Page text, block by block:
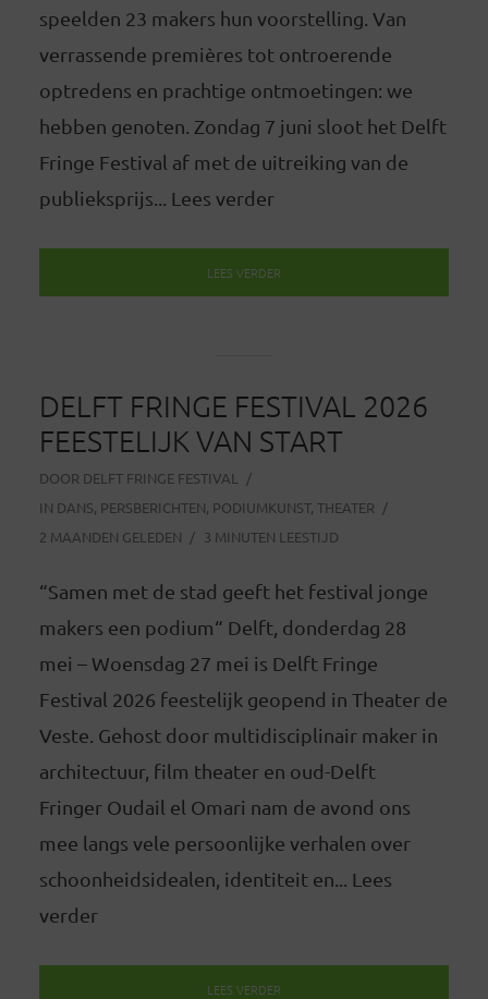
speelden 23 makers hun voorstelling. Van
verrassende premières tot ontroerende
optredens en prachtige ontmoetingen: we
hebben genoten. Zondag 7 juni sloot het Delft
Fringe Festival af met de uitreiking van de
publieksprijs... Lees verder
LEES VERDER
DELFT FRINGE FESTIVAL 2026
FEESTELIJK VAN START
DOOR DELFT FRINGE FESTIVAL
IN DANS, PERSBERICHTEN, PODIUMKUNST, THEATER
2 MAANDEN GELEDEN
3 MINUTEN LEESTIJD
“Samen met de stad geeft het festival jonge
makers een podium“ Delft, donderdag 28
mei – Woensdag 27 mei is Delft Fringe
Festival 2026 feestelijk geopend in Theater de
Veste. Gehost door multidisciplinair maker in
architectuur, film theater en oud-Delft
Fringer Oudail el Omari nam de avond ons
mee langs vele persoonlijke verhalen over
schoonheidsidealen, identiteit en... Lees
verder
LEES VERDER